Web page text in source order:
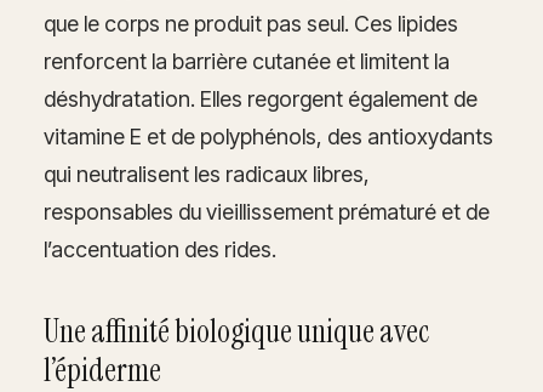
que le corps ne produit pas seul. Ces lipides
renforcent la barrière cutanée et limitent la
déshydratation. Elles regorgent également de
vitamine E et de polyphénols, des antioxydants
qui neutralisent les radicaux libres,
responsables du vieillissement prématuré et de
l’accentuation des rides.
Une affinité biologique unique avec
l’épiderme